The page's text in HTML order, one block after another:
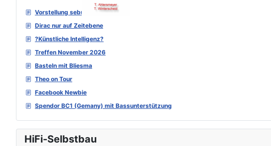
Vorstellung sebu
Dirac nur auf Zeitebene
?Künstliche Intelligenz?
Treffen November 2026
Basteln mit Bliesma
Theo on Tour
Facebook Newbie
Spendor BC1 (Gemany) mit Bassunterstützung
HiFi-Selbstbau